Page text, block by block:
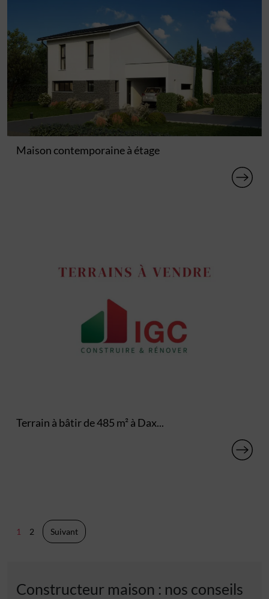
Maison contemporaine à étage
Terrain à bâtir de 485 m² à Dax...
Pagination
1 2 Suivant
Constructeur maison : nos conseils